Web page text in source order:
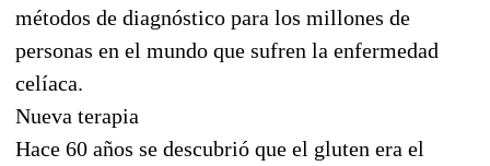
métodos de diagnóstico para los millones de
personas en el mundo que sufren la enfermedad
celíaca.
Nueva terapia
Hace 60 años se descubrió que el gluten era el